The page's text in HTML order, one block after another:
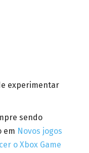
experimentar
sendo
em Novos jogos
o Xbox Game